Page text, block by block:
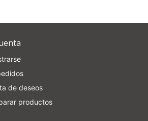
de deseos
productos